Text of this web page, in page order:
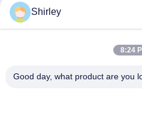
Essiccatori ad aria disseccanti
diseccante acciaio al carbonio/
Capacità disseccante
Shirley
8:24
Good day, what product are you